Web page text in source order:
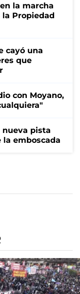
la marcha
Propiedad
cayó una
que
con Moyano,
nueva pista
la emboscada